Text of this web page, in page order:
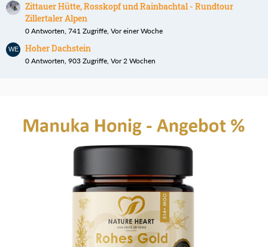
Zittauer Hütte, Rosskopf und Rainbachtal - Rundtour
Zillertaler Alpen
0 Antworten, 741 Zugriffe, Vor einer Woche
Hoher Dachstein
0 Antworten, 903 Zugriffe, Vor 2 Wochen